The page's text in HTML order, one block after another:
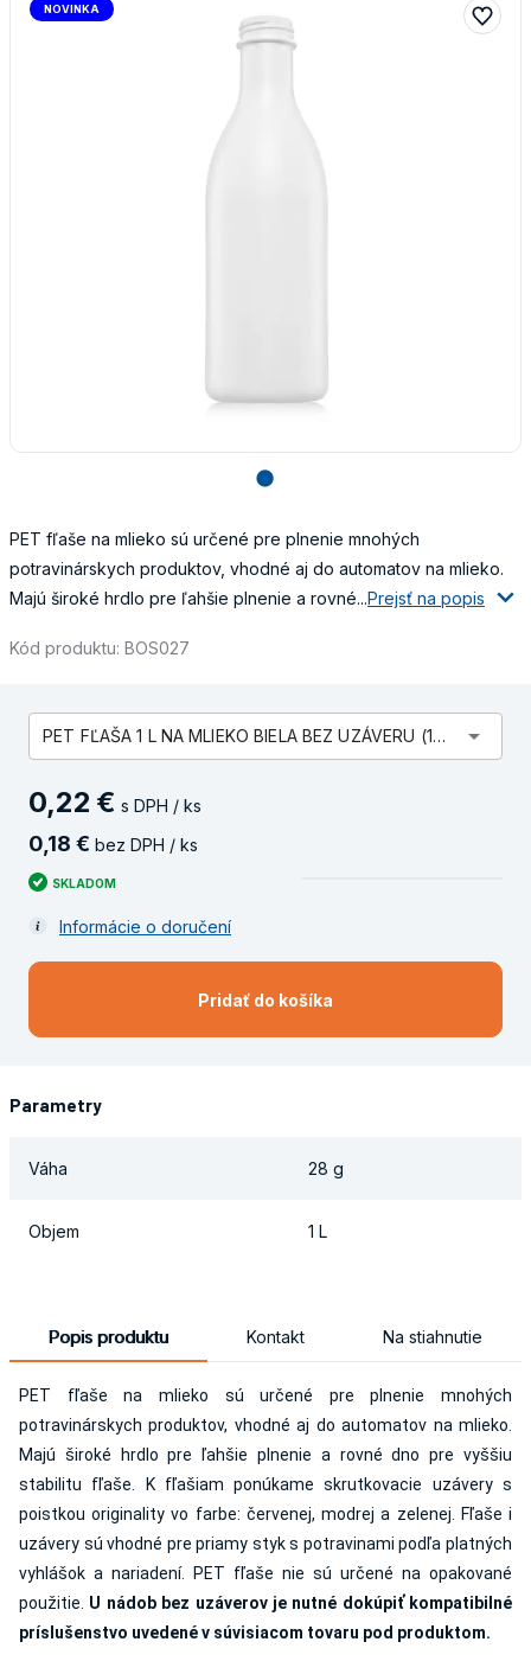
NOVINKA
lens
PET fľaše na mlieko sú určené pre plnenie mnohých
potravinárskych produktov, vhodné aj do automatov na mlieko.
Majú široké hrdlo pre ľahšie plnenie a rovné...Prejsť na popis
Kód produktu: BOS027
PET FĽAŠA 1 L NA MLIEKO BIELA BEZ UZÁVERU (100 ks) arrow_drop_down
0,22 € s DPH / ks
0 18 € bez DPH / ks
SKLADOM
Informácie o doručení
Pridať do košíka
Parametry
Váha 28 g
Objem 1 L
Popis produktu Kontakt Na stiahnutie
PET fľaše na mlieko sú určené pre plnenie mnohých
potravinárskych produktov, vhodné aj do automatov na mlieko.
Majú široké hrdlo pre ľahšie plnenie a rovné dno pre vyššiu
stabilitu fľaše. K fľašiam ponúkame skrutkovacie uzávery s
poistkou originality vo farbe: červenej, modrej a zelenej. Fľaše i
uzávery sú vhodné pre priamy styk s potravinami podľa platných
vyhlášok a nariadení. PET fľaše nie sú určené na opakované
použitie. U nádob bez uzáverov je nutné dokúpiť kompatibilné
príslušenstvo uvedené v súvisiacom tovaru pod produktom.